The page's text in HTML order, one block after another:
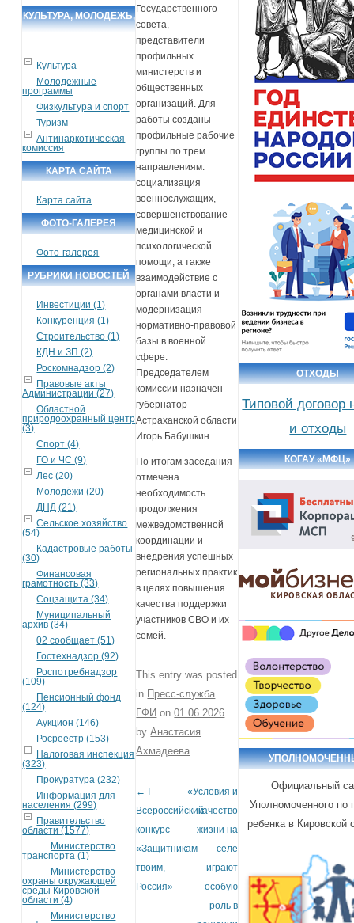
КУЛЬТУРА, МОЛОДЕЖЬ,
Культура
Молодежные
программы
Физкультура и спорт
Туризм
Антинаркотическая
комиссия
КАРТА САЙТА
Карта сайта
ФОТО-ГАЛЕРЕЯ
Фото-галерея
РУБРИКИ НОВОСТЕЙ
Инвестиции (1)
Конкуренция (1)
Строительство (1)
КДН и ЗП (2)
Роскомнадзор (2)
Правовые акты
Администрации (27)
Областной
природоохранный центр
(3)
Спорт (4)
ГО и ЧС (9)
Лес (20)
Молодёжи (20)
ДНД (21)
Сельское хозяйство
(54)
Кадастровые работы
(30)
Финансовая
грамотность (33)
Соцзащита (34)
Муниципальный
архив (34)
02 сообщает (51)
Гостехнадзор (92)
Роспотребнадзор
(109)
Пенсионный фонд
(124)
Аукцион (146)
Росреестр (153)
Налоговая инспекция
(323)
Прокуратура (232)
Информация для
населения (299)
Правительство
области (1577)
Министерство
транспорта (1)
Министерство
охраны окружающей
среды Кировской
области (4)
Министерство
Государственного
совета,
представители
профильных
министерств и
общественных
организаций. Для
работы созданы
профильные рабочие
группы по трем
направлениям:
социализация
военнослужащих,
совершенствование
медицинской и
психологической
помощи, а также
взаимодействие с
органами власти и
модернизация
нормативно‑правовой
базы в военной
сфере.
Председателем
комиссии назначен
губернатор
Астраханской области
Игорь Бабушкин.
По итогам заседания
отмечена
необходимость
продолжения
межведомственной
координации и
внедрения успешных
региональных практик
в целях повышения
качества поддержки
участников СВО и их
семей.
This entry was posted
in Пресс-служба
ГФИ on01.06.2026
byАнастасия
Ахмадеева
Post navigation
←
Всероссийский
конкурс
«Защитникам
твоим,
Россия»
«Условия и
качество
жизни на
селе
играют
особую
роль в
ОТХОДЫ
Типовой договор
и отходы
КОГАУ «МФЦ»
Официальный
Уполномоченного по
ребенка в Кировской